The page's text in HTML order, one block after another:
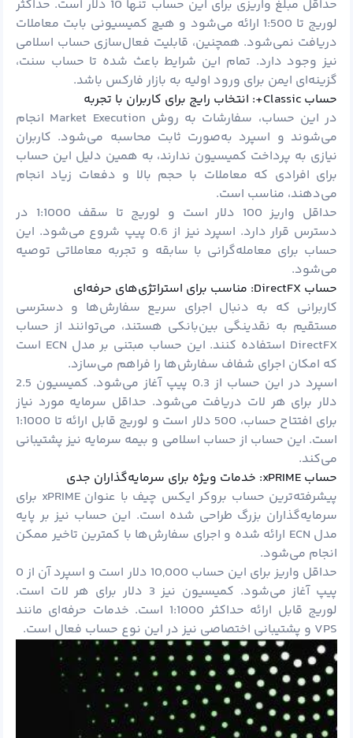
حداقل مبلغ واریزی برای این حساب تنها 10 دلار است. حداکثر
لوریج تا 1:500 ارائه می‌شود و هیچ کمیسیونی بابت معاملات
دریافت نمی‌شود. همچنین، قابلیت فعال‌سازی حساب اسلامی
نیز وجود دارد. تمام این شرایط باعث شده تا حساب سنت،
گزینه‌ای ایمن برای ورود اولیه به بازار فارکس باشد.
حساب Classic+: انتخاب رایج برای کاربران با تجربه
در این حساب، سفارشات به روش Market Execution انجام
می‌شوند و اسپرد به‌صورت ثابت محاسبه می‌شود. کاربران
نیازی به پرداخت کمیسیون ندارند، به همین دلیل این حساب
برای افرادی که معاملات با حجم بالا و دفعات زیاد انجام
می‌دهند، مناسب است.
حداقل واریز 100 دلار است و لوریج تا سقف 1:1000 در
دسترس قرار دارد. اسپرد نیز از 0.6 پیپ شروع می‌شود. این
حساب برای معامله‌گرانی با سابقه و تجربه معاملاتی توصیه
می‌شود.
حساب DirectFX: مناسب برای استراتژی‌های حرفه‌ای
کاربرانی که به دنبال اجرای سریع سفارش‌ها و دسترسی
مستقیم به نقدینگی بین‌بانکی هستند، می‌توانند از حساب
DirectFX استفاده کنند. این حساب مبتنی بر مدل ECN است
که امکان اجرای شفاف سفارش‌ها را فراهم می‌سازد.
اسپرد در این حساب از 0.3 پیپ آغاز می‌شود. کمیسیون 2.5
دلار برای هر لات دریافت می‌شود. حداقل سرمایه مورد نیاز
برای افتتاح حساب، 500 دلار است و لوریج قابل ارائه تا 1:1000
است. این حساب از حساب اسلامی و بیمه سرمایه نیز پشتیبانی
می‌کند.
حساب xPRIME: خدمات ویژه برای سرمایه‌گذاران جدی
پیشرفته‌ترین حساب بروکر ایکس چیف با عنوان xPRIME برای
سرمایه‌گذاران بزرگ طراحی شده است. این حساب نیز بر پایه
مدل ECN ارائه شده و اجرای سفارش‌ها با کمترین تاخیر ممکن
انجام می‌شود.
حداقل واریز برای این حساب 10,000 دلار است و اسپرد آن از 0
پیپ آغاز می‌شود. کمیسیون نیز 3 دلار برای هر لات است.
لوریج قابل ارائه حداکثر 1:1000 است. خدمات حرفه‌ای مانند
VPS و پشتیبانی اختصاصی نیز در این نوع حساب فعال است.